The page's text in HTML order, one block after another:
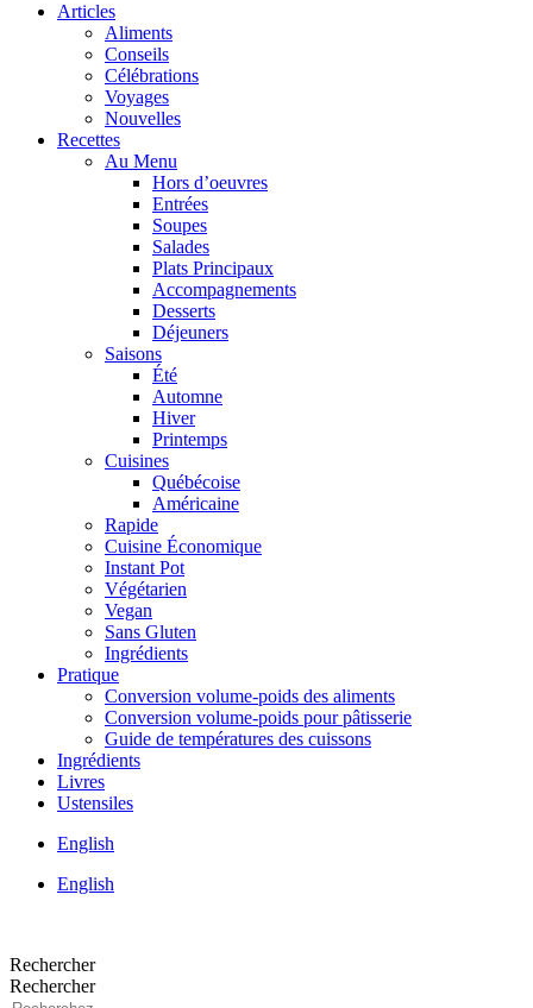
Articles
Aliments
Conseils
Célébrations
Voyages
Nouvelles
Recettes
Au Menu
Hors d’oeuvres
Entrées
Soupes
Salades
Plats Principaux
Accompagnements
Desserts
Déjeuners
Saisons
Été
Automne
Hiver
Printemps
Cuisines
Québécoise
Américaine
Rapide
Cuisine Économique
Instant Pot
Végétarien
Vegan
Sans Gluten
Ingrédients
Pratique
Conversion volume-poids des aliments
Conversion volume-poids pour pâtisserie
Guide de températures des cuissons
Ingrédients
Livres
Ustensiles
English
English
Rechercher
Rechercher